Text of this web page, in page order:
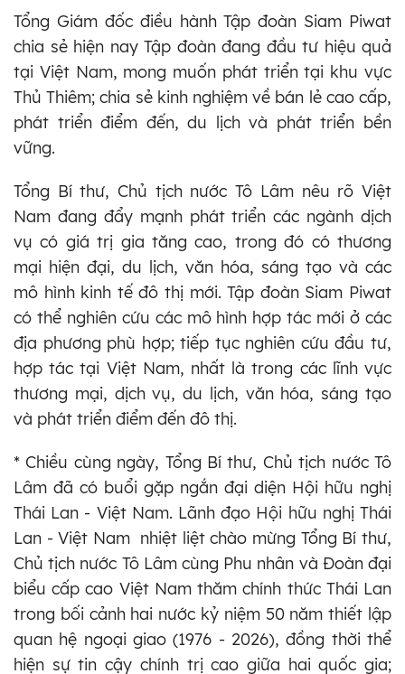
Tổng Giám đốc điều hành Tập đoàn Siam Piwat
chia sẻ hiện nay Tập đoàn đang đầu tư hiệu quả
tại Việt Nam, mong muốn phát triển tại khu vực
Thủ Thiêm; chia sẻ kinh nghiệm về bán lẻ cao cấp,
phát triển điểm đến, du lịch và phát triển bền
vững.
Tổng Bí thư, Chủ tịch nước Tô Lâm nêu rõ Việt
Nam đang đẩy mạnh phát triển các ngành dịch
vụ có giá trị gia tăng cao, trong đó có thương
mại hiện đại, du lịch, văn hóa, sáng tạo và các
mô hình kinh tế đô thị mới. Tập đoàn Siam Piwat
có thể nghiên cứu các mô hình hợp tác mới ở các
địa phương phù hợp; tiếp tục nghiên cứu đầu tư,
hợp tác tại Việt Nam, nhất là trong các lĩnh vực
thương mại, dịch vụ, du lịch, văn hóa, sáng tạo
và phát triển điểm đến đô thị.
* Chiều cùng ngày, Tổng Bí thư, Chủ tịch nước Tô
Lâm đã có buổi gặp ngắn đại diện Hội hữu nghị
Thái Lan - Việt Nam. Lãnh đạo Hội hữu nghị Thái
Lan - Việt Nam nhiệt liệt chào mừng Tổng Bí thư,
Chủ tịch nước Tô Lâm cùng Phu nhân và Đoàn đại
biểu cấp cao Việt Nam thăm chính thức Thái Lan
trong bối cảnh hai nước kỷ niệm 50 năm thiết lập
quan hệ ngoại giao (1976 - 2026), đồng thời thể
hiện sự tin cậy chính trị cao giữa hai quốc gia;